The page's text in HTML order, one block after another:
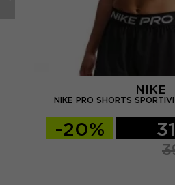
NIKE
NIKE PRO SHORTS
-20%